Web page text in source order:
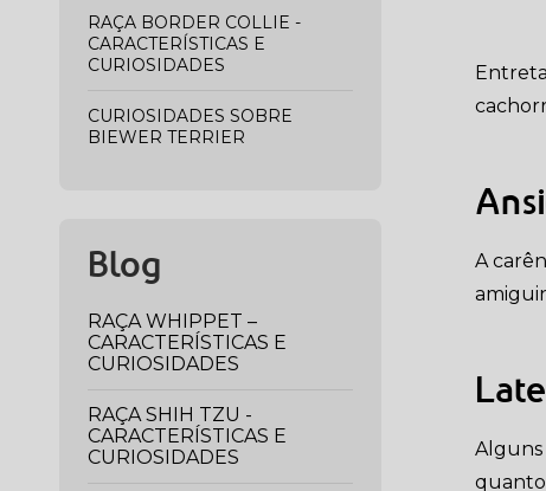
RAÇA BORDER COLLIE -
CARACTERÍSTICAS E
CURIOSIDADES
CURIOSIDADES SOBRE
BIEWER TERRIER
Blog
RAÇA WHIPPET –
CARACTERÍSTICAS E
CURIOSIDADES
RAÇA SHIH TZU -
CARACTERÍSTICAS E
CURIOSIDADES
A
Alguns
quanto